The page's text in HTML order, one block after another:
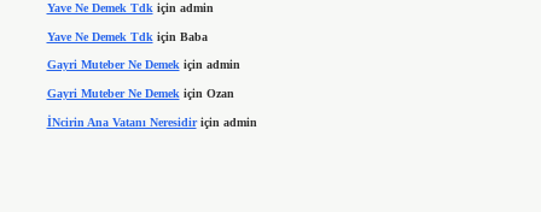
Yave Ne Demek Tdk için admin
Yave Ne Demek Tdk için Baba
Gayri Muteber Ne Demekiçin admin
Gayri Muteber Ne Demek için Ozan
İNcirin Ana Vatanı Neresidiriçin admin